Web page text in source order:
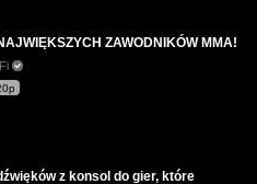
ZAWODNIKÓW MMA!
z konsol do gier, które